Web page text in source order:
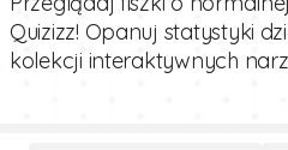
Quizizz! Opanuj statystyki
kolekcji interaktywnych